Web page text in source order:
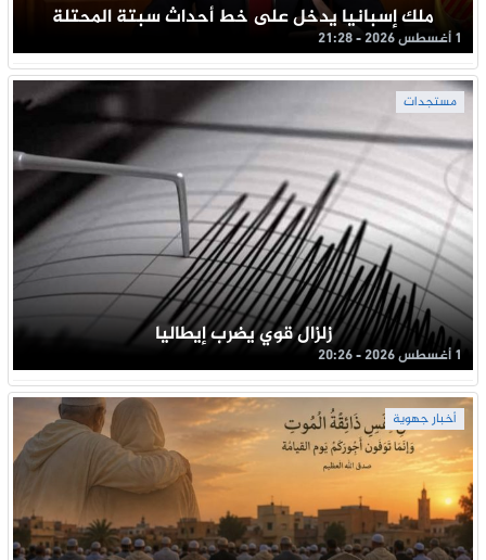
ملك إسبانيا يدخل على خط أحداث سبتة المحتلة
1 أغسطس 2026 - 21:28
مستجدات
زلزال قوي يضرب إيطاليا
1 أغسطس 2026 - 20:26
أخبار جهوية